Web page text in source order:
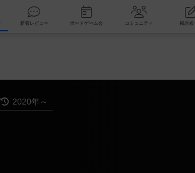
ース 検索 新着レビュー ボードゲーム会 コミュニティ
2020年～